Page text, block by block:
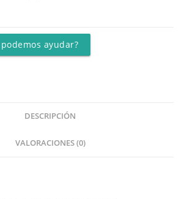
ayudar?
DESCRIPCIÓN
VALORACIONES (0)